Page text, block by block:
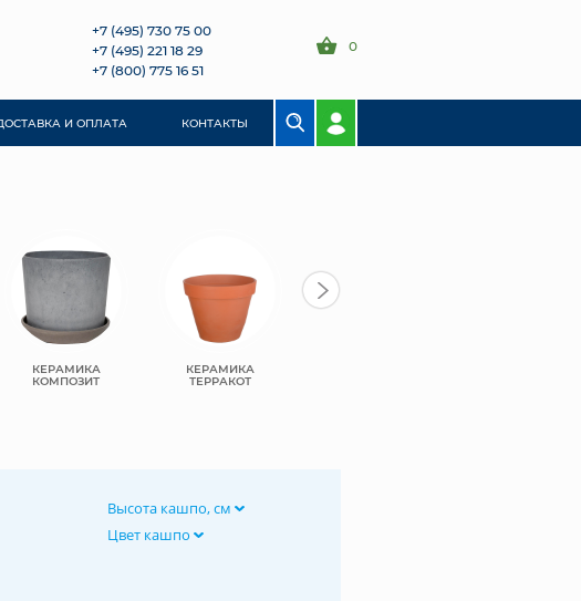
+7 (495) 730 75 00
+7 (495) 221 18 29
+7 (800) 775 16 51
0
И ОПЛАТА КОНТАКТЫ
КЕРАМИКА
КОМПОЗИТ
КЕРАМИКА
ТЕРРАКОТ
Высота кашпо, см
Цвет кашпо